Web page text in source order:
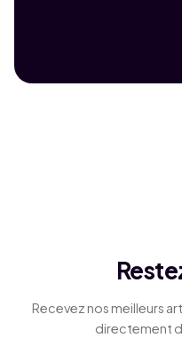
Recevez nos meilleurs
directement